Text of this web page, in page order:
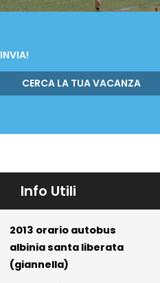
INVIA!
CERCA LA TUA VACANZA
Info Utili
2013 orario autobus
albinia santa liberata
(giannella)